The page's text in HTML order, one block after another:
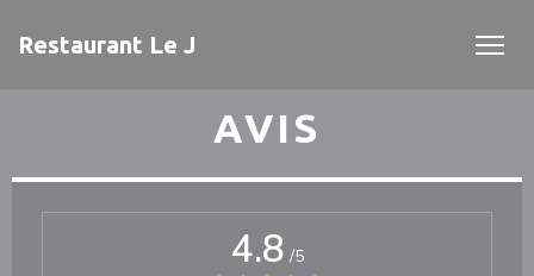
Restaurant Le J
AVIS
4.8 /5